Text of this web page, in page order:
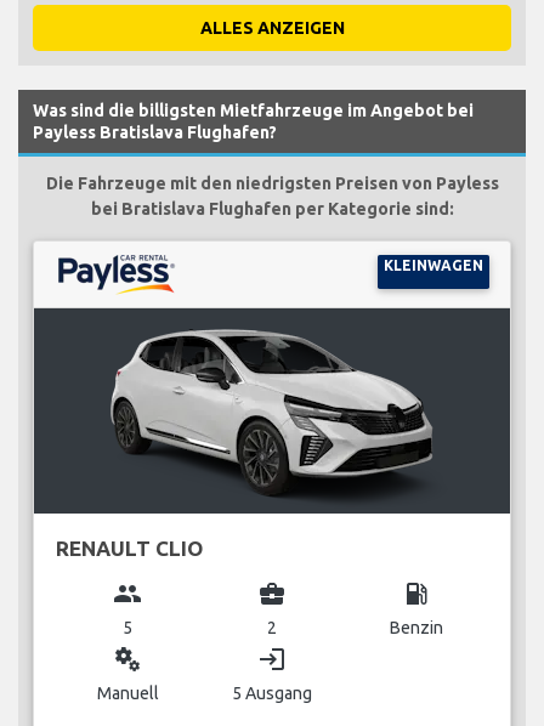
ALLES ANZEIGEN
Was sind die billigsten Mietfahrzeuge im Angebot bei
Payless Bratislava Flughafen?
Die Fahrzeuge mit den niedrigsten Preisen von Payless
bei Bratislava Flughafen per Kategorie sind:
KLEINWAGEN
RENAULT CLIO
group
5
business_center
2
local_gas_station
Benzin
miscellaneous_services
Manuell
login
5 Ausgang